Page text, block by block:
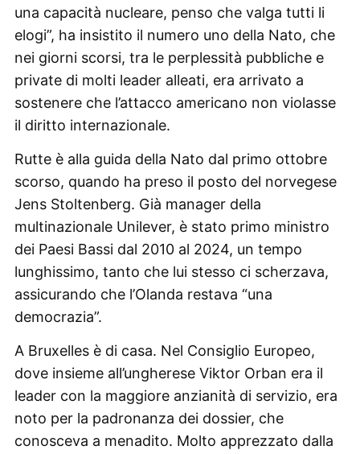
una capacità nucleare, penso che valga tutti li
elogi”, ha insistito il numero uno della Nato, che
nei giorni scorsi, tra le perplessità pubbliche e
private di molti leader alleati, era arrivato a
sostenere che l’attacco americano non violasse
il diritto internazionale.
Rutte è alla guida della Nato dal primo ottobre
scorso, quando ha preso il posto del norvegese
Jens Stoltenberg. Già manager della
multinazionale Unilever, è stato primo ministro
dei Paesi Bassi dal 2010 al 2024, un tempo
lunghissimo, tanto che lui stesso ci scherzava,
assicurando che l’Olanda restava “una
democrazia”.
A Bruxelles è di casa. Nel Consiglio Europeo,
dove insieme all’ungherese Viktor Orban era il
leader con la maggiore anzianità di servizio, era
noto per la padronanza dei dossier, che
conosceva a menadito. Molto apprezzato dalla